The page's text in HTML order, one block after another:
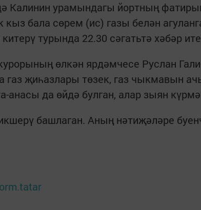
Калинин урамындагы йортның
кыз бала сөрем (ис) газы белән
турында 22.30 сәгатьтә хәбәр
өлкән ярдәмчесе Руслан
газ җиһазлары төзек, газ чыкмавын
анасы да өйдә булган, алар зыян
башлаган. Аның нәтиҗәләре